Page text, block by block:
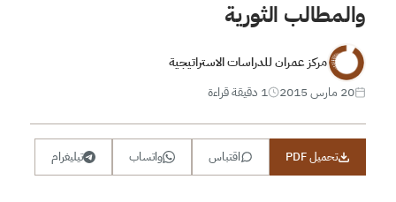
والمطالب الثورية
مركز عمران للدراسات الاستراتيجية
20 مارس 2015
1 دقيقة قراءة
تحميل PDF اقتباس واتساب تيليغرام